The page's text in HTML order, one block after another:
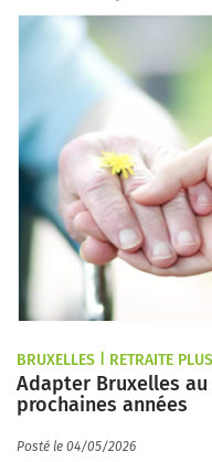
BRUXELLES | RETRAITE PLUS
Adapter Bruxelles
prochaines années
Posté le 04/05/2026